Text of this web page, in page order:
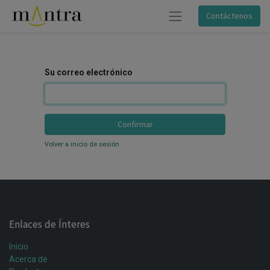
Contáctenos
Su correo electrónico
Confirmar
Volver a inicio de sesión
Enlaces de Ínteres
Inicio
Acerca de